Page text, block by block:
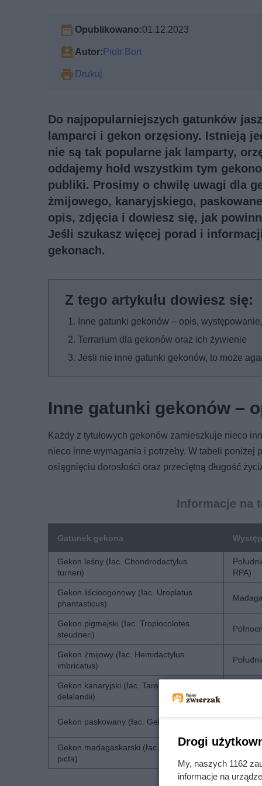
Opublikowano:01.12.2023
Autor:Piotr Bort
Drukuj
Do najpopularniejszych gatunków
lamparci i gekon orzęsiony. Istnieją
nie są tak popularne jak lamparty,
oddajemy hołd wszystkim tym
publiki. Prosimy o chwilę uwagi dla
żmijowego, kanaryjskiego,
opis, zdjęcia i dowiesz się, jak
Jeśli szukasz więcej porad i
gekonach.
Inne gatunki gekonów – opis,
Terrarium dla gekonów oraz ich żywienie
Jeśli nie inne gatunki gekonów, to może
Inne gatunki gekonów –
Każdy z tytułowych gekonów zamieszkuje nieco
nieco inne wymagania i potrzeby. W tabeli poniżej
osiągnięciu dorosłości oraz przeciętną długość
Informacje na
Gatunek gekona
Gekon leśny (łac. Chondrodactylus
turneri)
RPA)
Gekon liścioogonowy (łac. Uroplatus
phantasticus)
Gekon pigmejski (łac. Tropiocolotes
steudneri)
Gekon żmijowy (łac. Hemidactylus
imbricatus)
Gekon kanaryjski (łac. Tarentola
delalandii)
Gekon paskowany (łac. Gekko vittatus)
Gekon madagaskarski (łac. Paroedura
picta)
Drogi
My, naszych 1162
informacje na